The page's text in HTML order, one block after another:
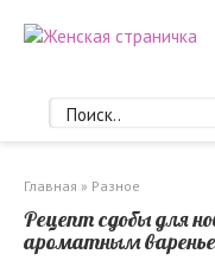
Главная » Разное
Рецепт сдобы для
ароматным